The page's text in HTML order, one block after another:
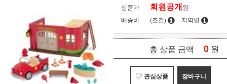
상품가 회원공개원
배송비
(조건) 지역별
총 상품 금액 0 원
관심상품 장바구니